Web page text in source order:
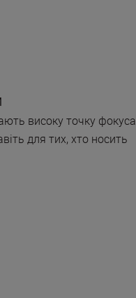
високу точку фокуса
для тих, хто носить